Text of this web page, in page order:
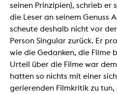
seinen Prinzipien), schrieb er
die Leser an seinem Genuss
scheute deshalb nicht vor
Person Singular zurück. Er
wie die Gedanken, die Filme
Urteil über die Filme war
hatten so nichts mit einer
gerierenden Filmkritik zu